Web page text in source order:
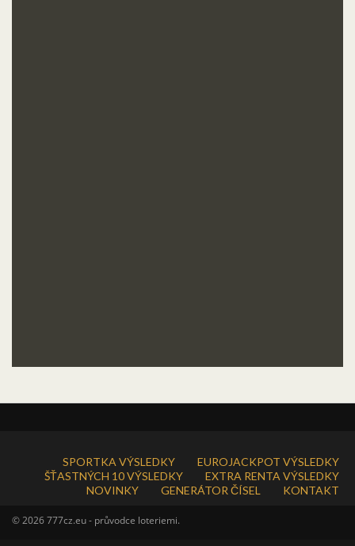
SPORTKA VÝSLEDKY
EUROJACKPOT VÝSLEDKY
ŠŤASTNÝCH 10 VÝSLEDKY
EXTRA RENTA VÝSLEDKY
NOVINKY
GENERÁTOR ČÍSEL KONTAKT
© 2026 777cz.eu - průvodce loteriemi.